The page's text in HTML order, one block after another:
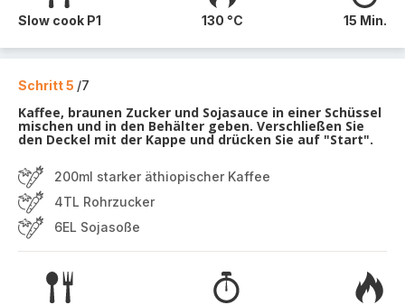
Slow cook P1 130 °C 15 Min.
Schritt 5 /7
Kaffee, braunen Zucker und Sojasauce in einer Schüssel
mischen und in den Behälter geben. Verschließen Sie
den Deckel mit der Kappe und drücken Sie auf "Start".
200ml starker äthiopischer Kaffee
4TL Rohrzucker
6EL Sojasoße